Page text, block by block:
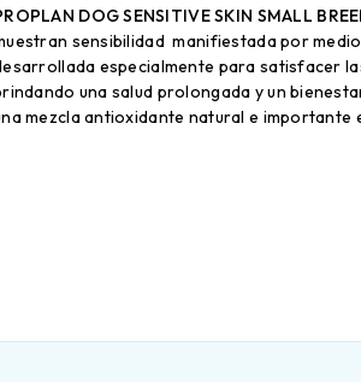
DOG SENSITIVE SKIN SMALL
sensibilidad manifiestada por
especialmente para satisfacer
una salud prolongada y un
mezcla antioxidante natural e importante